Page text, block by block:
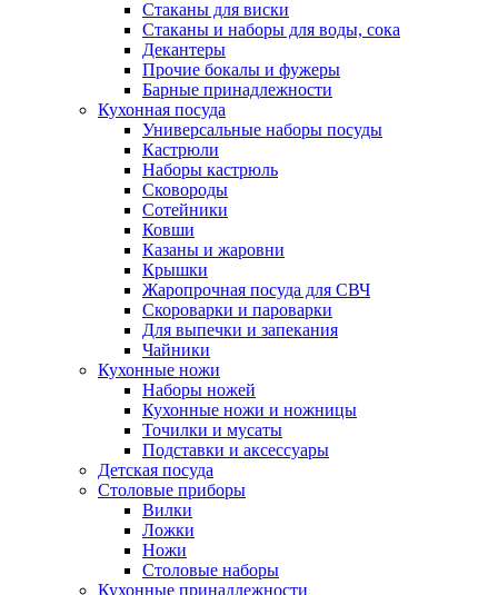
Стаканы для виски
Стаканы и наборы для воды, сока
Декантеры
Прочие бокалы и фужеры
Барные принадлежности
Кухонная посуда
Универсальные наборы посуды
Кастрюли
Наборы кастрюль
Сковороды
Сотейники
Ковши
Казаны и жаровни
Крышки
Жаропрочная посуда для СВЧ
Скороварки и пароварки
Для выпечки и запекания
Чайники
Кухонные ножи
Наборы ножей
Кухонные ножи и ножницы
Точилки и мусаты
Подставки и аксессуары
Детская посуда
Столовые приборы
Вилки
Ложки
Ножи
Столовые наборы
Кухонные принадлежности